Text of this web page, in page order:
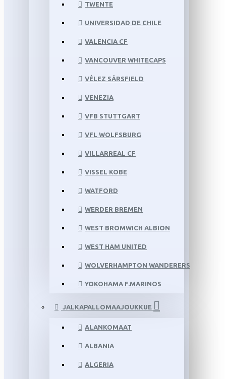
TWENTE
UNIVERSIDAD DE CHILE
VALENCIA CF
VANCOUVER WHITECAPS
VÉLEZ SÁRSFIELD
VENEZIA
VFB STUTTGART
VFL WOLFSBURG
VILLARREAL CF
VISSEL KOBE
WATFORD
WERDER BREMEN
WEST BROMWICH ALBION
WEST HAM UNITED
WOLVERHAMPTON WANDERERS
YOKOHAMA F.MARINOS
JALKAPALLOMAAJOUKKUE
ALANKOMAAT
ALBANIA
ALGERIA